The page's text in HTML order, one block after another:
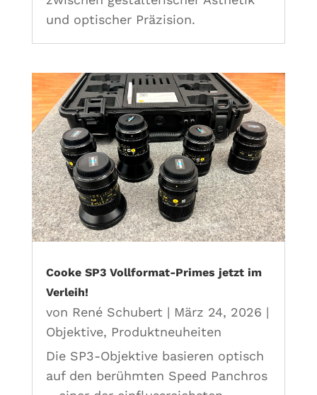
und optischer Präzision.
Cooke SP3 Vollformat-Primes jetzt im
Verleih!
von René Schubert | März 24, 2026 |
Objektive, Produktneuheiten
Die SP3-Objektive basieren optisch
auf den berühmten Speed Panchros